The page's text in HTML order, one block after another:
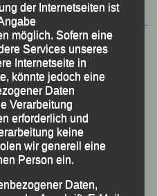
der Internetseiten ist
möglich. Sofern eine
Services unseres
Internetseite in
könnte jedoch eine
Daten
Verarbeitung
erforderlich und
keine
wir generell eine
Person ein.
Daten,